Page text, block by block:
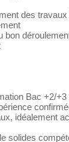
des
bon
Bac +2/
idéalement
solides